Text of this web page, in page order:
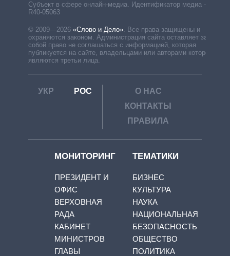
Субъект в сфере онлайн-медиа. Идентификатор медиа –
R40-05063
© 2009—2026 «Слово и Дело». Все права защищены и
охраняются законом. Администрация сайта оставляет за
собой право не соглашаться с информацией, которая
публикуется на сайте, владельцами или авторами которой
являются третьи лица.
УКР РОС
О НАС
КОНТАКТЫ
ПРАВИЛА
МОНИТОРИНГ
ПРЕЗИДЕНТ И
ОФИС
ВЕРХОВНАЯ
РАДА
КАБИНЕТ
МИНИСТРОВ
ГЛАВЫ
ТЕМАТИКИ
БИЗНЕС
КУЛЬТУРА
НАУКА
НАЦИОНАЛЬНАЯ
БЕЗОПАСНОСТЬ
ОБЩЕСТВО
ПОЛИТИКА